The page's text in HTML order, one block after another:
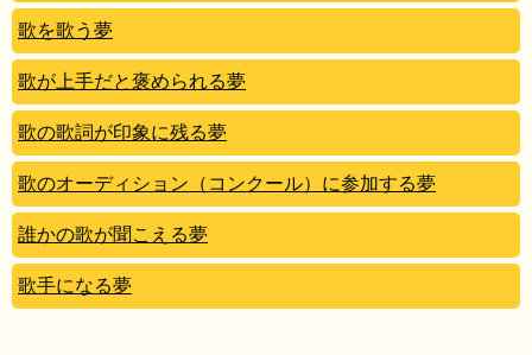
歌を歌う夢
歌が上手だと褒められる夢
歌の歌詞が印象に残る夢
歌のオーディション（コンクール）に参加する夢
誰かの歌が聞こえる夢
歌手になる夢